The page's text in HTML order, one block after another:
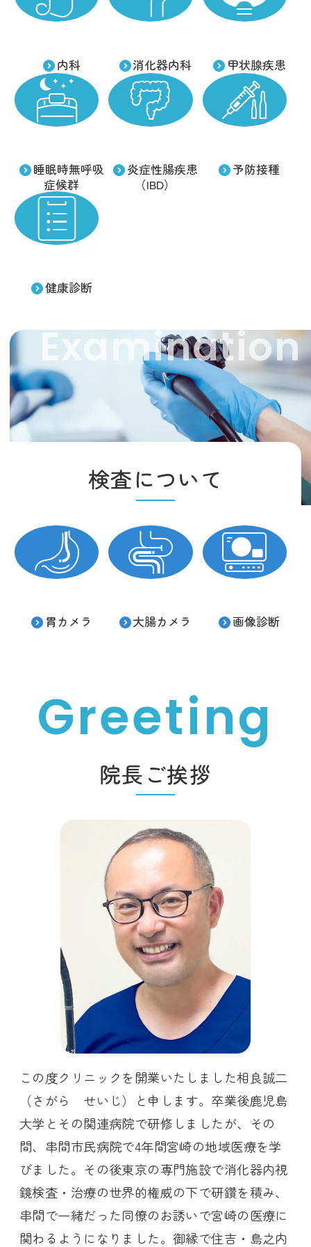
内科 消化器内科 甲状腺疾患
睡眠時無呼吸
症候群
炎症性腸疾患
（IBD）
予防接種
健康診断
検査について
胃カメラ 大腸カメラ 画像診断
院長ご挨拶
この度クリニックを開業いたしました相良誠二
（さがら せいじ）と申します。卒業後鹿児島
大学とその関連病院で研修しましたが、その
間、串間市民病院で4年間宮崎の地域医療を学
びました。その後東京の専門施設で消化器内視
鏡検査・治療の世界的権威の下で研鑽を積み、
串間で一緒だった同僚のお誘いで宮崎の医療に
関わるようになりました。御縁で住吉・島之内